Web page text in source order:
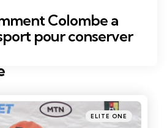
Colombe a
pour conserver
Posté
dans
ELITE ONE